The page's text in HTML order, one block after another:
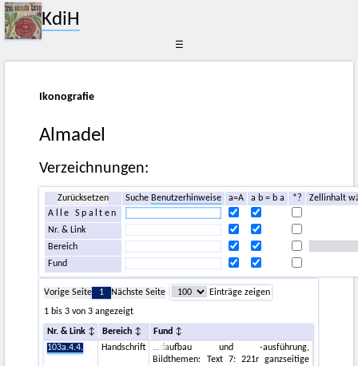
KdiH
☰
Ikonografie
Almadel
Verzeichnungen:
Zurücksetzen SucheBenutzerhinweise a=A a b = b a *?
Zellinhalt
Alle Spalten
Nr. & Link
Bereich
Fund
Vorige Seite 1 Nächste Seite
Einträge zeigen
1 bis 3 von 3 angezeigt
Nr. & Link Bereich
Fund
103a.4.4.
Handschrift
daufbau und -ausführung,
Bildthemen: Text 7: 221r ganzseitige